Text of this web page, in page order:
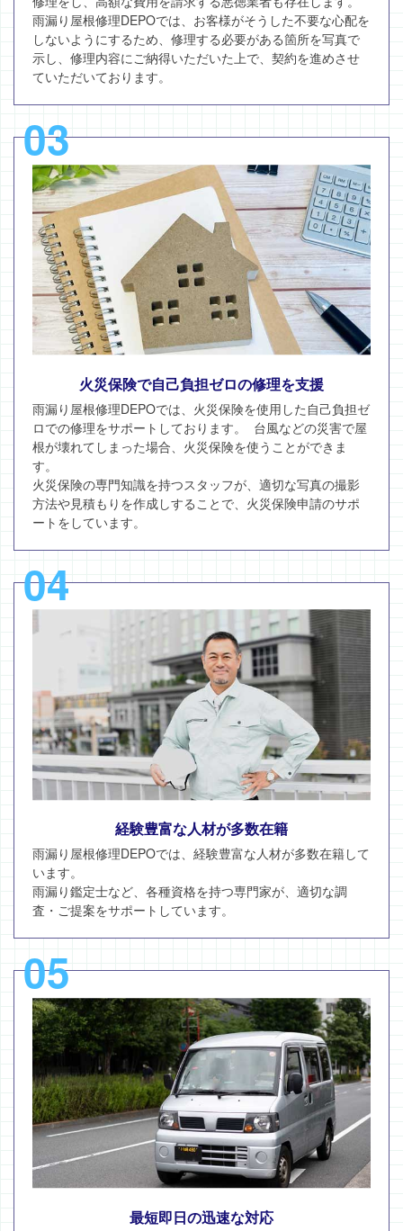
雨漏り屋根修理DEPOでは、お客様がそうした不要な心配を
しないようにするため、修理する必要がある箇所を写真で
示し、修理内容にご納得いただいた上で、契約を進めさせ
ていただいております。
03
火災保険で自己負担ゼロの修理を支援
雨漏り屋根修理DEPOでは、火災保険を使用した自己負担ゼ
ロでの修理をサポートしております。 台風などの災害で屋
根が壊れてしまった場合、火災保険を使うことができま
す。
火災保険の専門知識を持つスタッフが、適切な写真の撮影
方法や見積もりを作成しすることで、火災保険申請のサポ
ートをしています。
04
経験豊富な人材が多数在籍
雨漏り屋根修理DEPOでは、経験豊富な人材が多数在籍して
います。
雨漏り鑑定士など、各種資格を持つ専門家が、適切な調
査・ご提案をサポートしています。
05
最短即日の迅速な対応